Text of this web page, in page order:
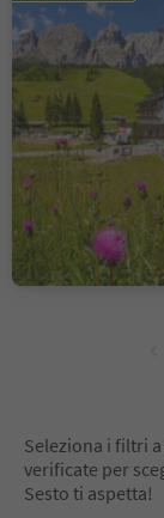
Seleziona i filtri
verificate per
Sesto ti aspetta!